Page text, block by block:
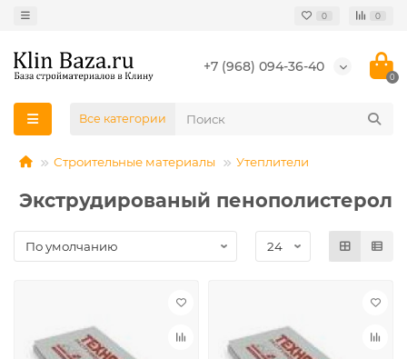
0 0
+7 (968) 094-36-40
0
Все категории
Строительные материалы Утеплители
Экструдированый пенополистерол